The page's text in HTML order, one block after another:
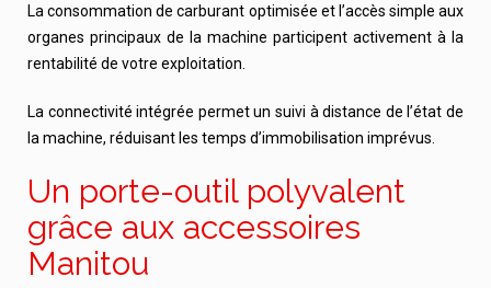
La consommation de carburant optimisée et l’accès simple aux
organes principaux de la machine participent activement à la
rentabilité de votre exploitation.
La connectivité intégrée permet un suivi à distance de l’état de
la machine, réduisant les temps d’immobilisation imprévus.
Un porte-outil polyvalent
grâce aux accessoires
Manitou